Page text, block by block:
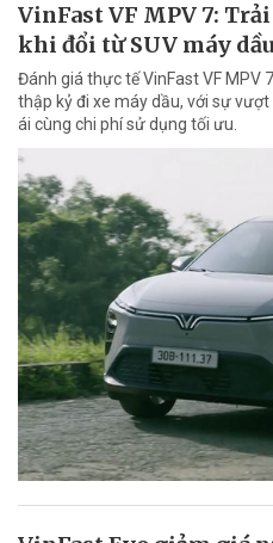
VinFast VF MPV 7:
khi đổi từ SUV máy
Đánh giá thực tế VinFast VF MPV
thập kỷ đi xe máy dầu, với sự
ái cùng chi phí sử dụng tối ưu.